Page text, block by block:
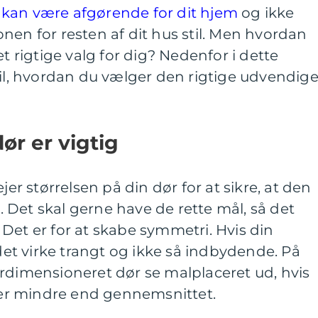
være afgørende for dit hjem og ikke
for resten af dit hus stil. Men hvordan
rigtige valg for dig? Nedenfor i dette
hvordan du vælger den rigtige udvendige
er vigtig
størrelsen på din dør for at sikre, at den
Det skal gerne have de rette mål, så det
er for at skabe symmetri. Hvis din
virke trangt og ikke så indbydende. På
dør se malplaceret ud, hvis
mindre end gennemsnittet.